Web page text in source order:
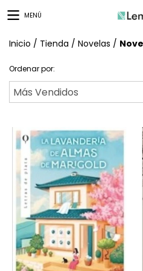
MENÚ
Inicio / Tienda / Novelas /
Ordenar por: